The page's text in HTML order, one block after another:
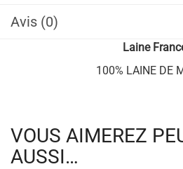
Avis (0)
Laine
100% LAINE DE
VOUS AIMEREZ
AUSSI…